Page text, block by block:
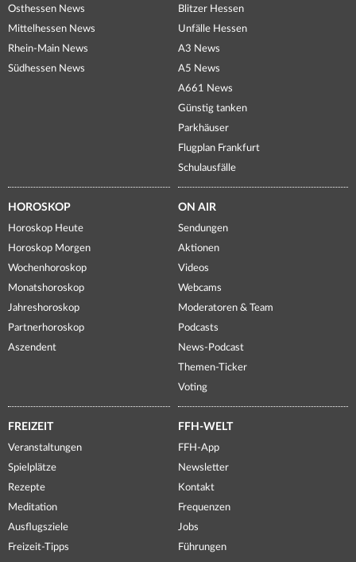
Osthessen News
Mittelhessen News
Rhein-Main News
Südhessen News
Blitzer Hessen
Unfälle Hessen
A3 News
A5 News
A661 News
Günstig tanken
Parkhäuser
Flugplan Frankfurt
Schulausfälle
HOROSKOP
Horoskop Heute
Horoskop Morgen
Wochenhoroskop
Monatshoroskop
Jahreshoroskop
Partnerhoroskop
Aszendent
ON AIR
Sendungen
Aktionen
Videos
Webcams
Moderatoren & Team
Podcasts
News-Podcast
Themen-Ticker
Voting
FREIZEIT
Veranstaltungen
Spielplätze
Rezepte
Meditation
Ausflugsziele
Freizeit-Tipps
FFH-WELT
FFH-App
Newsletter
Kontakt
Frequenzen
Jobs
Führungen